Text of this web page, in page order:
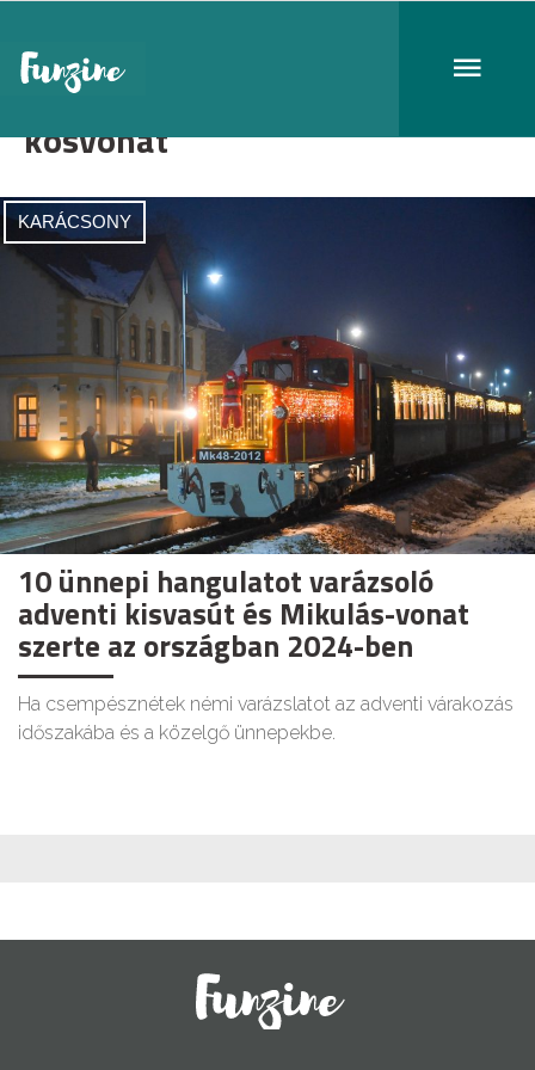
kosvonat
KARÁCSONY
10 ünnepi hangulatot varázsoló
adventi kisvasút és Mikulás-vonat
szerte az országban 2024-ben
Ha csempésznétek némi varázslatot az adventi várakozás
időszakába és a közelgő ünnepekbe.